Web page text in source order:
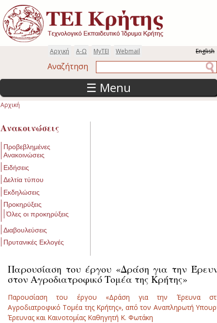
Παράκαμψη προς το κυρίως περιεχόμενο
English
Webmail
MyTEI
Α-Ω
Αρχική
Αναζήτηση
☰ Menu
Αρχική
Ανακοινώσεις
Προβεβλημένες
Ανακοινώσεις
Ειδήσεις
Δελτία τύπου
Εκδηλώσεις
Προκηρύξεις
Όλες οι προκηρύξεις
Διαβουλεύσεις
Πρυτανικές Εκλογές
Παρουσίαση του έργου «Δράση για την
στον Αγροδιατροφικό Τομέα της Κρήτης»
Παρουσίαση του έργου «Δράση για την Έρευνα
Αγροδιατροφικό Τομέα της Κρήτης», από τον Αναπληρωτή
Έρευνας και Καινοτομίας Καθηγητή Κ. Φωτάκη